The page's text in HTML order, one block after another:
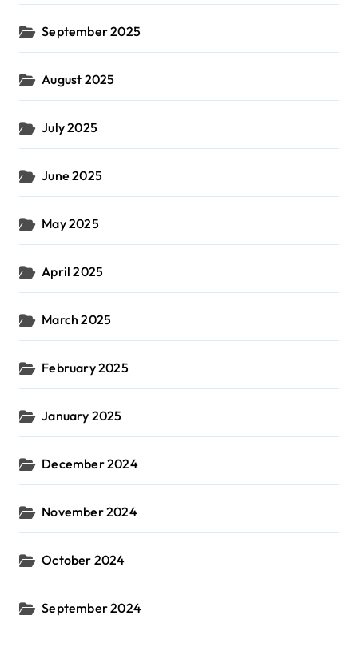
September 2025
August 2025
July 2025
June 2025
May 2025
April 2025
March 2025
February 2025
January 2025
December 2024
November 2024
October 2024
September 2024